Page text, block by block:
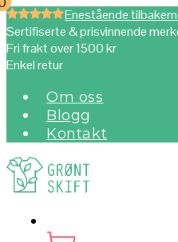
Enestående
Sertifiserte & prisvinnende
Fri frakt over 1500 kr
Enkel retur
Om oss
Blogg
Kontakt